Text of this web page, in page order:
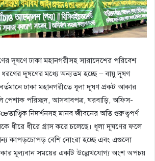
দূষণে ঢাকা মহানগরীসহ সারাদেশের পরিবেশ
ধরণের দূষণের মধ্যে অন্যতম হচ্ছে – বায়ু দূষণ
ঢাকা মহানগরীতে ধূলা দূষণ প্রকট আকার
পেশাক পরিচ্ছদ, আসবাবপত্র, ঘরবাড়ি, অফিস-
নিদর্শনসহ মানব জীবনের অতি গুরুত্বপর্ণ
ধীরে ধীরে গ্রাস করে চলেছে। ধূলা দূষণের ফলে
কাপড়চোপড় বেশি নোংরা হচ্ছে এবং এগুলো
মূল্যবান সময়ের একটি উল্লেখযোগ্য অংশ অপচয়